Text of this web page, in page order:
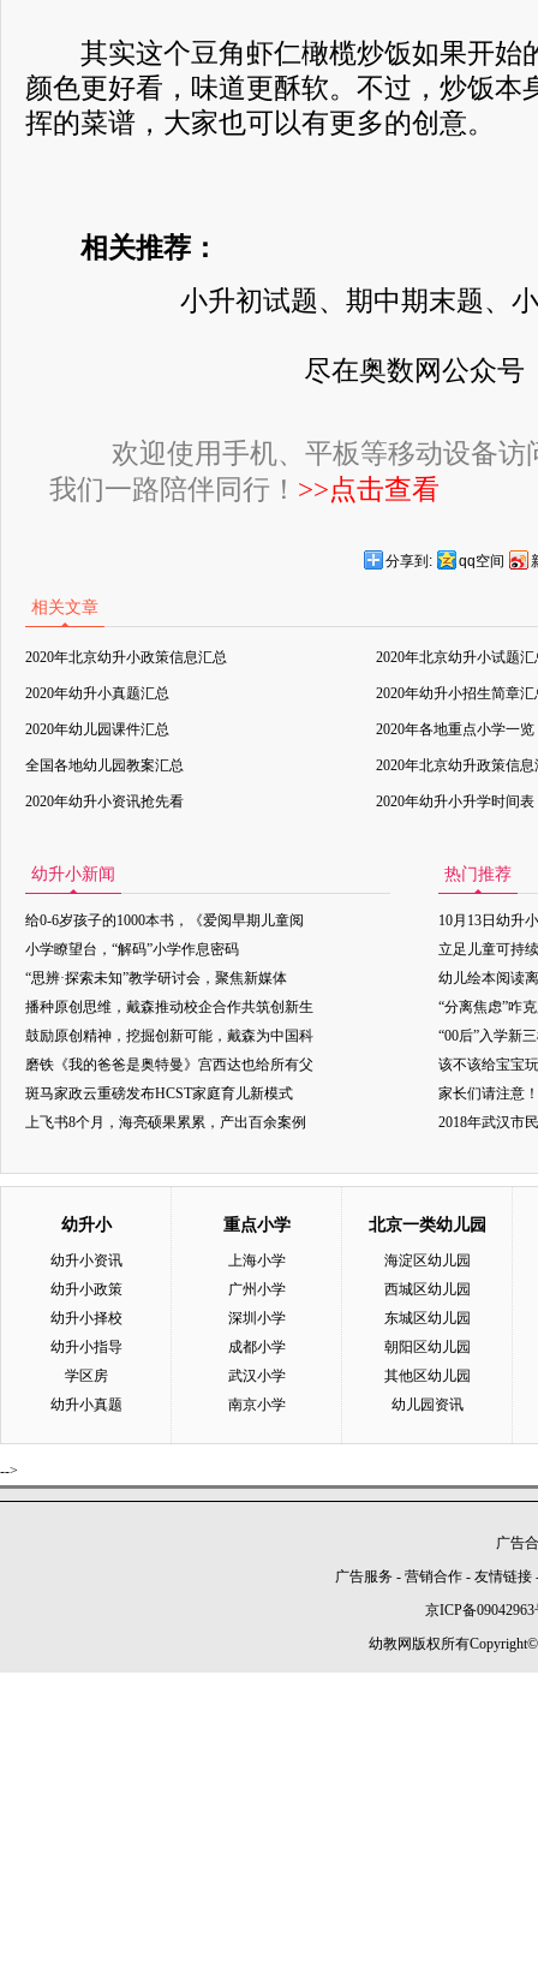
其实这个豆角虾仁橄榄炒饭如果开始
颜色更好看，味道更酥软。不过，炒饭本
挥的菜谱，大家也可以有更多的创意。
相关推荐：
小升初试题、期中期末题、
尽在奥数网公众号
欢迎使用手机、平板等移动设备访
我们一路陪伴同行！ >>点击查看
分享到: qq空间
相关文章
2020年北京幼升小政策信息汇总 2020年北京幼升小试题汇
2020年幼升小真题汇总 2020年幼升小招生简章汇
2020年幼儿园课件汇总 2020年各地重点小学一览
全国各地幼儿园教案汇总 2020年北京幼升政策信息
2020年幼升小资讯抢先看 2020年幼升小升学时间表
幼升小新闻
给0-6岁孩子的1000本书，《爱阅早期儿童阅
小学瞭望台，“解码”小学作息密码
“思辨·探索未知”教学研讨会，聚焦新媒体
播种原创思维，戴森推动校企合作共筑创新生
鼓励原创精神，挖掘创新可能，戴森为中国科
磨铁《我的爸爸是奥特曼》宫西达也给所有父
斑马家政云重磅发布HCST家庭育儿新模式
上飞书8个月，海亮硕果累累，产出百余案例
热门推荐
10月13日幼升
立足儿童可持
幼儿绘本阅读
“分离焦虑”咋
“00后”入学新
该不该给宝宝
家长们请注意
2018年武汉市
幼升小
幼升小资讯
幼升小政策
幼升小择校
幼升小指导
学区房
幼升小真题
重点小学
上海小学
广州小学
深圳小学
成都小学
武汉小学
南京小学
北京一类幼儿园
海淀区幼儿园
西城区幼儿园
东城区幼儿园
朝阳区幼儿园
其他区幼儿园
幼儿园资讯
-->
广告
广告服务 - 营销合作 - 友情链接
京ICP备09042963
幼教网版权所有